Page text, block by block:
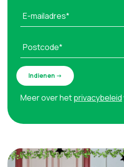
E-mailadres*
Postcode*
Meer over hetprivacybeleid